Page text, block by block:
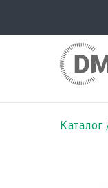
содержанию
Каталог